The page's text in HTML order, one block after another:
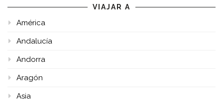
VIAJAR A
América
Andalucía
Andorra
Aragón
Asia